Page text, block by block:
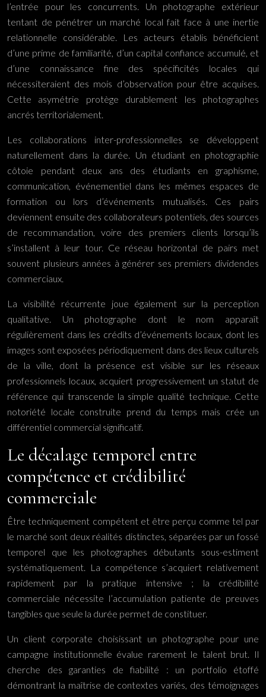
l’entrée pour les concurrents. Un photographe extérieur
tentant de pénétrer un marché local fait face à une inertie
relationnelle considérable. Les acteurs établis bénéficient
d’une prime de familiarité, d’un capital confiance accumulé, et
d’une connaissance fine des spécificités locales qui
nécessiteraient des mois d’observation pour être acquises.
Cette asymétrie protège durablement les photographes
ancrés territorialement.
Les collaborations inter-professionnelles se développent
naturellement dans la durée. Un étudiant en photographie
côtoie pendant deux ans des étudiants en graphisme,
communication, événementiel dans les mêmes espaces de
formation ou lors d’événements mutualisés. Ces pairs
deviennent ensuite des collaborateurs potentiels, des sources
de recommandation, voire des premiers clients lorsqu’ils
s’installent à leur tour. Ce réseau horizontal de pairs met
souvent plusieurs années à générer ses premiers dividendes
commerciaux.
La visibilité récurrente joue également sur la perception
qualitative. Un photographe dont le nom apparaît
régulièrement dans les crédits d’événements locaux, dont les
images sont exposées périodiquement dans des lieux culturels
de la ville, dont la présence est visible sur les réseaux
professionnels locaux, acquiert progressivement un statut de
référence qui transcende la simple qualité technique. Cette
notoriété locale construite prend du temps mais crée un
différentiel commercial significatif.
Le décalage temporel entre
compétence et crédibilité
commerciale
Être techniquement compétent et être perçu comme tel par
le marché sont deux réalités distinctes, séparées par un fossé
temporel que les photographes débutants sous-estiment
systématiquement. La compétence s’acquiert relativement
rapidement par la pratique intensive ; la crédibilité
commerciale nécessite l’accumulation patiente de preuves
tangibles que seule la durée permet de constituer.
Un client corporate choisissant un photographe pour une
campagne institutionnelle évalue rarement le talent brut. Il
cherche des garanties de fiabilité : un portfolio étoffé
démontrant la maîtrise de contextes variés, des témoignages